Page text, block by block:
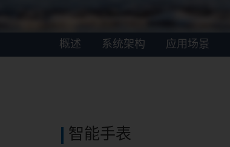
概述 系统架构 应用场景
智能手表